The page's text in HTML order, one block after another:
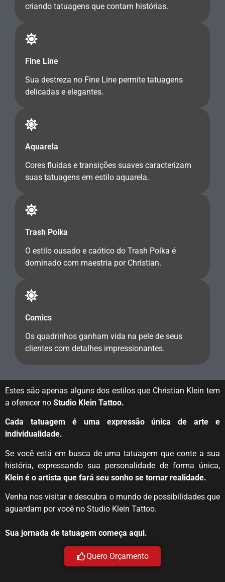
criando tatuagens que contam histórias.
Fine Line
Sua destreza no Fine Line permite tatuagens
delicadas e elegantes.
Aquarela
Cores fluidas e transições suaves caracterizam
suas tatuagens em estilo aquarela.
Trash Polka
O estilo ousado e caótico do Trash Polka é
dominado com maestria por Christian.
Comics
Os quadrinhos ganham vida na pele de seus
clientes com detalhes impressionantes.
Estes são apenas alguns dos estilos que Christian Klein tem
a oferecer no Studio Klein Tattoo.
Cada tatuagem é uma expressão única de arte e
individualidade.
Se você está em busca de uma tatuagem que conte a sua
história, expressando sua personalidade de forma única,
Klein é o artista que fará seu sonho se tornar realidade.
Venha nos visitar e descubra o mundo de possibilidades que
aguardam por você no Studio Klein Tattoo.
Sua jornada de tatuagem começa aqui.
Quero Orçamento